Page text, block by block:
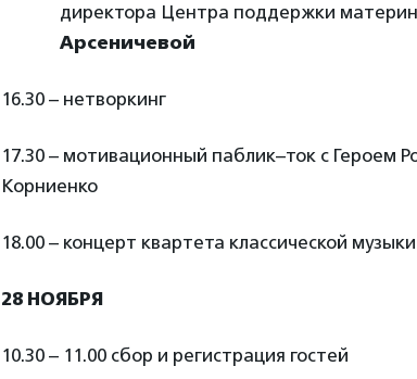
директора Центра поддержки
Арсеничевой
16.30 – нетворкинг
17.30 – мотивационный паблик–ток с Героем
Корниенко
18.00 – концерт квартета классической
28 НОЯБРЯ
10.30 – 11.00 сбор и регистрация гостей